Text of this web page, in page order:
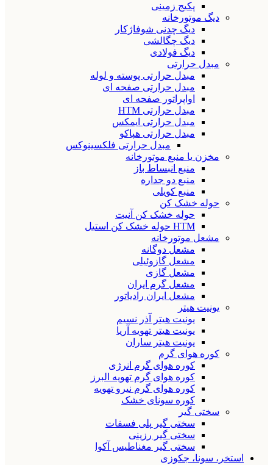
پکیج زمینی
دیگ موتورخانه
دیگ چدنی شوفاژکار
دیگ چگالشی
دیگ فولادی
مبدل حرارتی
مبدل حرارتی پوسته و لوله
مبدل حرارتی صفحه ای
اواپراتور صفحه ای
مبدل حرارتی HTM
مبدل حرارتی ایمکس
مبدل حرارتی هپاکو
مبدل حرارتی فلکسینوکس
مخزن یا منبع موتورخانه
منبع انبساط باز
منبع دو جداره
منبع کویلی
حوله خشک کن
حوله خشک کن آنیت
HTM حوله خشک کن استیل
مشعل موتورخانه
مشعل دوگانه
مشعل گازوئیلی
مشعل گازی
مشعل گرم ایران
مشعل ایران رادیاتور
یونیت هیتر
یونیت هیتر آذر نسیم
یونیت هیتر تهویه آریا
یونیت هیتر ساران
کوره هوای گرم
کوره هوای گرم انرژی
کوره هوای گرم تهویه البرز
کوره هوای گرم نیرو تهویه
کوره سونای خشک
سختی گیر
سختی گیر پلی فسفات
سختی گیر رزینی
سختی گیر مغناطیس آکوا
استخر، سونا، جکوزی